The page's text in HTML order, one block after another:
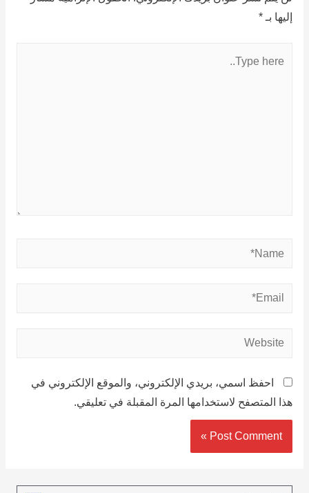
إليها بـ*
احفظ اسمي، بريدي الإلكتروني، والموقع الإلكتروني في
هذا المتصفح لاستخدامها المرة المقبلة في تعليقي.